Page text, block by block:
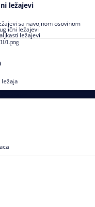
ležajevi
sa navojnom osovinom
ležajevi
ležajevi
ležaja